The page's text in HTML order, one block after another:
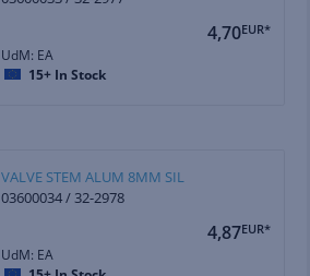
4,70EUR*
UdM: EA
15+ In Stock
VALVE STEM ALUM 8MM SIL
03600034 / 32-2978
4,87EUR*
UdM: EA